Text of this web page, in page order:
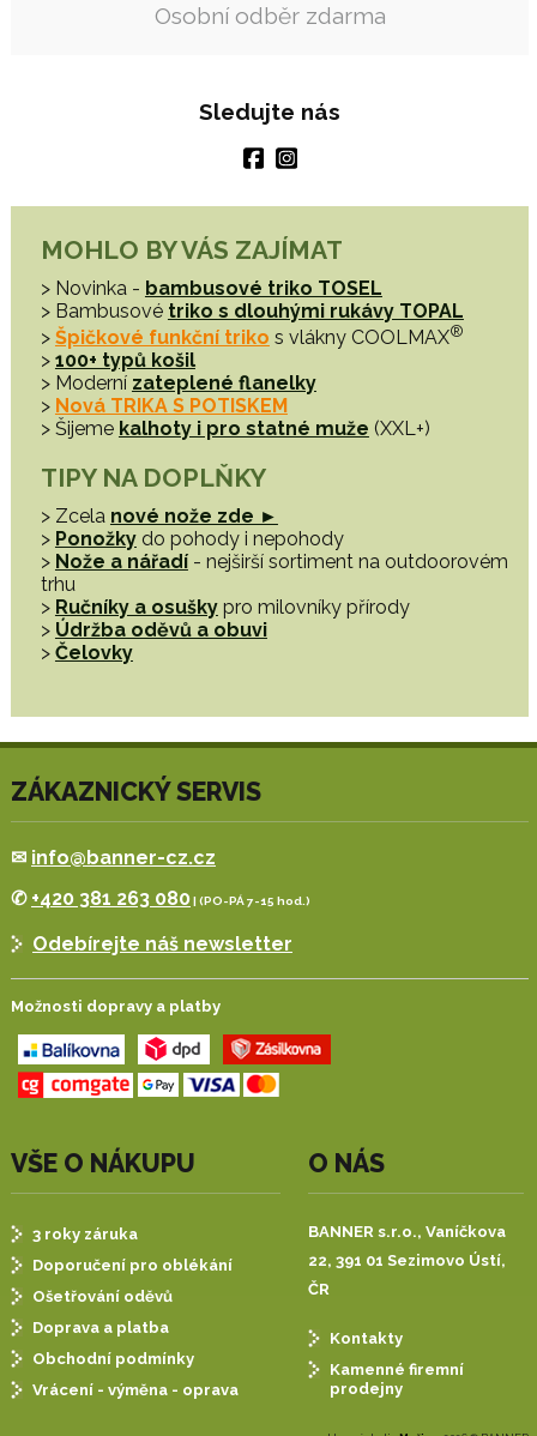
Osobní odběr zdarma
Sledujte nás
MOHLO BY VÁS ZAJÍMAT
> Novinka - bambusové triko TOSEL
> Bambusové triko s dlouhými rukávy TOPAL
> Špičkové funkční triko s vlákny COOLMAX®
> 100+ typů košil
> Moderní zateplené flanelky
> Nová TRIKA S POTISKEM
> Šijeme kalhoty i pro statné muže (XXL+)
TIPY NA DOPLŇKY
> Zcela nové nože zde ►
> Ponožkydo pohody i nepohody
> Nože a nářadí- nejširší sortiment na outdoorovém
trhu
> Ručníky a osušky pro milovníky přírody
> Údržba oděvů a obuvi
> Čelovky
ZÁKAZNICKÝ SERVIS
✉ info@banner-cz.cz
✆ +420 381 263 080| (PO-PÁ 7-15 hod.)
Odebírejte náš newsletter
Možnosti dopravy a platby
VŠE O NÁKUPU
3 roky záruka
Doporučení pro oblékání
Ošetřování oděvů
Doprava a platba
Obchodní podmínky
Vrácení - výměna - oprava
O NÁS
BANNER s.r.o., Vaníčkova
22, 391 01 Sezimovo Ústí,
ČR
Kontakty
Kamenné firemní
prodejny